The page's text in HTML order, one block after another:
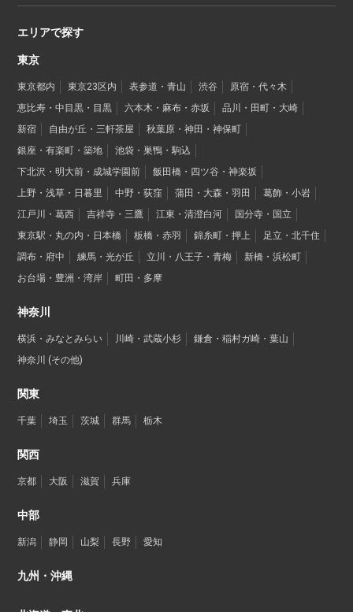
エリアで探す
東京
東京都内 東京23区内 表参道・青山 渋谷
原宿・代々木
恵比寿・中目黒・目黒
六本木・麻布・赤坂
品川・田町・大崎
新宿
自由が丘・三軒茶屋
秋葉原・神田・神保町
銀座・有楽町・築地
池袋・巣鴨・駒込
下北沢・明大前・成城学園前
飯田橋・四ツ谷・神楽坂
上野・浅草・日暮里
中野・荻窪 蒲田・大森・羽田
葛飾・小岩
江戸川・葛西
吉祥寺・三鷹 江東・清澄白河
国分寺・国立
東京駅・丸の内・日本橋
板橋・赤羽 錦糸町・押上
足立・北千住
調布・府中
練馬・光が丘 立川・八王子・青梅
新橋・浜松町
お台場・豊洲・湾岸
町田・多摩
神奈川
横浜・みなとみらい 川崎・武蔵小杉
鎌倉・稲村ガ崎・葉山
神奈川 (その他)
関東
千葉 埼玉 茨城 群馬 栃木
関西
京都 大阪 滋賀 兵庫
中部
新潟 静岡 山梨 長野 愛知
九州・沖縄